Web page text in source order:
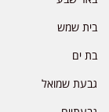
בית שמש
בת ים
גבעת שמואל